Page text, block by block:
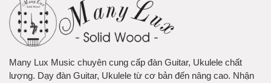
Many Lux Music chuyên cung cấp đàn Guitar, Ukulele chất
lượng. Dạy đàn Guitar, Ukulele từ cơ bản đến nâng cao. Nhận